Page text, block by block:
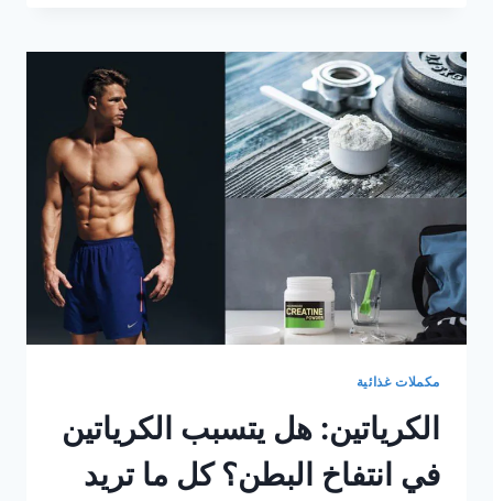
EVOFUSION
التابع
لشركة
EVOGEN
مكملات غذائية
الكرياتين: هل يتسبب الكرياتين
في انتفاخ البطن؟ كل ما تريد